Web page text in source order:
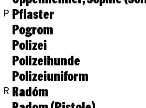
P Pflaster
Pogrom
Polizei
Polizeihunde
Polizeiuniform
R Radóm